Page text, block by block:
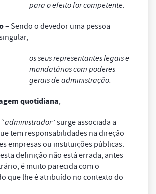
para o efeito for competente.
o– Sendo o devedor uma pessoa
singular,
os seus representantes legais e
mandatários com poderes
gerais de administração.
quotidiana,
administrador” surge associada a
tem responsabilidades na direção
empresas ou instituições públicas.
definição não está errada, antes
é muito parecida com o
que lhe é atribuído no contexto do